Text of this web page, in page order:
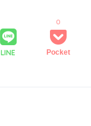
LINE Pocket
0